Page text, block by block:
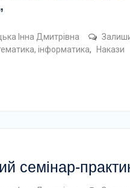
Інна Дмитрівна
інформатика, Накази
семінар-